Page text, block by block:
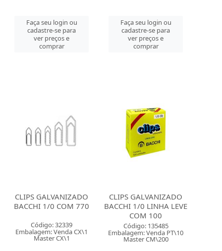
Faça seu login ou
cadastre-se para
ver preços e
comprar
Faça seu login ou
cadastre-se para
ver preços e
comprar
CLIPS GALVANIZADO
BACCHI 1/0 COM 770
Código: 32339
Embalagem: Venda CX\1
Master CX\1
CLIPS GALVANIZADO
BACCHI 1/0 LINHA LEVE
COM 100
Código: 135485
Embalagem: Venda PT\10
Master CM\200